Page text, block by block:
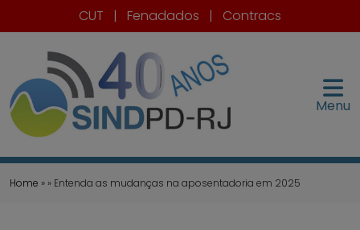
CUT | Fenadados | Contracs
Menu
Home » » Entenda as mudanças na aposentadoria em 2025